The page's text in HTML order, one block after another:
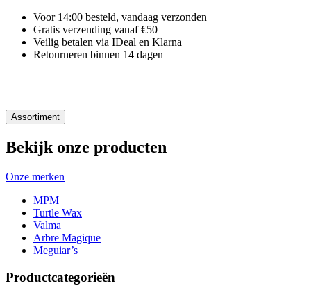
Voor 14:00 besteld, vandaag verzonden
Gratis verzending vanaf €50
Veilig betalen via IDeal en Klarna
Retourneren binnen 14 dagen
Assortiment
Bekijk onze producten
Onze merken
MPM
Turtle Wax
Valma
Arbre Magique
Meguiar’s
Productcategorieën